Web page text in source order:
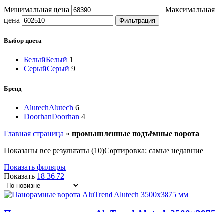
Минимальная цена
Максимальная
цена
Фильтрация
Выбор цвета
БелыйБелый 1
СерыйСерый 9
Бренд
AlutechAlutech 6
DoorhanDoorhan 4
Главная страница » промышленные подъёмные ворота
Показаны все результаты (10)Сортировка: самые недавние
Показать фильтры
Показать 18 36 72